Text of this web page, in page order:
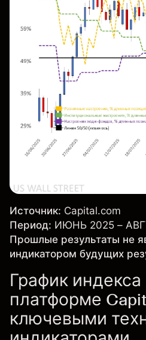
Источник: Capital.com
Период: ИЮНЬ 2025 –
Прошлые результаты не
индикатором будущих
График
платформе
ключевыми